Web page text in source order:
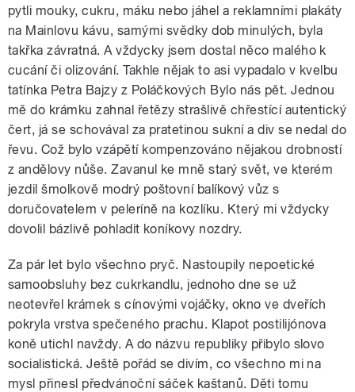
pytli mouky, cukru, máku nebo jáhel a reklamními plakáty
na Mainlovu kávu, samými svědky dob minulých, byla
takřka závratná. A vždycky jsem dostal něco malého k
cucání či olizování. Takhle nějak to asi vypadalo v kvelbu
tatínka Petra Bajzy z Poláčkových Bylo nás pět. Jednou
mě do krámku zahnal řetězy strašlivě chřestící autentický
čert, já se schovával za pratetinou sukní a div se nedal do
řevu. Což bylo vzápětí kompenzováno nějakou drobností
z andělovy nůše. Zavanul ke mně starý svět, ve kterém
jezdil šmolkově modrý poštovní balíkový vůz s
doručovatelem v peleríně na kozlíku. Který mi vždycky
dovolil bázlivě pohladit koníkovy nozdry.
Za pár let bylo všechno pryč. Nastoupily nepoetické
samoobsluhy bez cukrkandlu, jednoho dne se už
neotevřel krámek s cínovými vojáčky, okno ve dveřích
pokryla vrstva spečeného prachu. Klapot postilijónova
koně utichl navždy. A do názvu republiky přibylo slovo
socialistická. Ještě pořád se divím, co všechno mi na
mysl přinesl předvánoční sáček kaštanů. Děti tomu